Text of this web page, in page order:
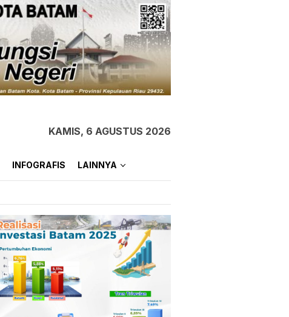
KAMIS, 6 AGUSTUS 2026
INFOGRAFIS LAINNYA